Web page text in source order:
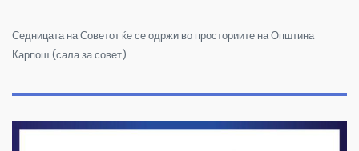
Седницата на Советот ќе се одржи во просториите на Општина
Карпош (сала за совет).